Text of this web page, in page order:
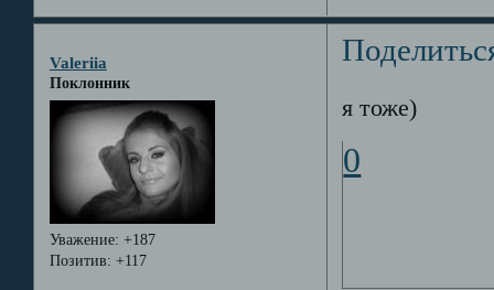
Valeriia
Поклонник
Уважение: +187
Позитив: +117
я тоже)
0